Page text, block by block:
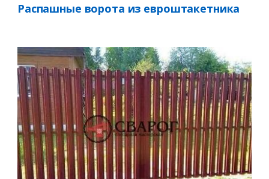
Распашные ворота из евроштакетника